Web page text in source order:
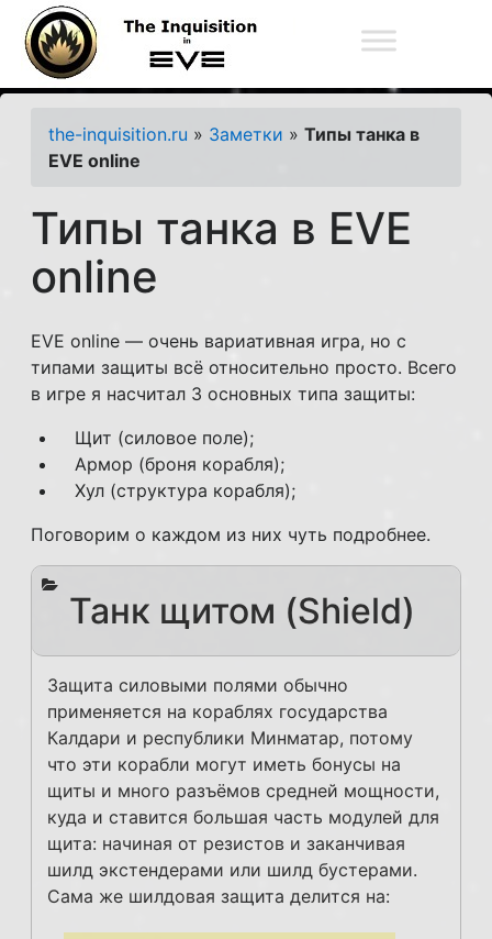
The Inquisition Fleet
the-inquisition.ru » Заметки » Типы танка в
EVE online
Типы танка в EVE
online
EVE online — очень вариативная игра, но с
типами защиты всё относительно просто. Всего
в игре я насчитал 3 основных типа защиты:
Щит (силовое поле);
Армор (броня корабля);
Хул (структура корабля);
Поговорим о каждом из них чуть подробнее.
Танк щитом (Shield)
Защита силовыми полями обычно
применяется на кораблях государства
Калдари и республики Минматар, потому
что эти корабли могут иметь бонусы на
щиты и много разъёмов средней мощности,
куда и ставится большая часть модулей для
щита: начиная от резистов и заканчивая
шилд экстендерами или шилд бустерами.
Сама же шилдовая защита делится на: